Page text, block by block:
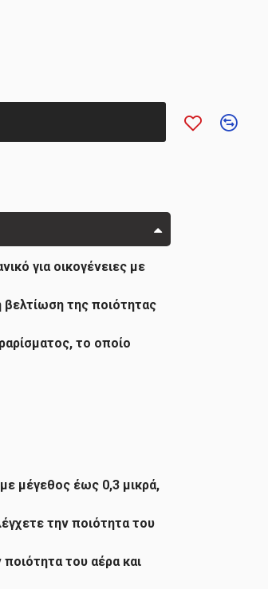
για οικογένειες με
βελτίωση της ποιότητας
το οποίο
μέγεθος έως 0,3 μικρά,
την ποιότητα του
του αέρα και